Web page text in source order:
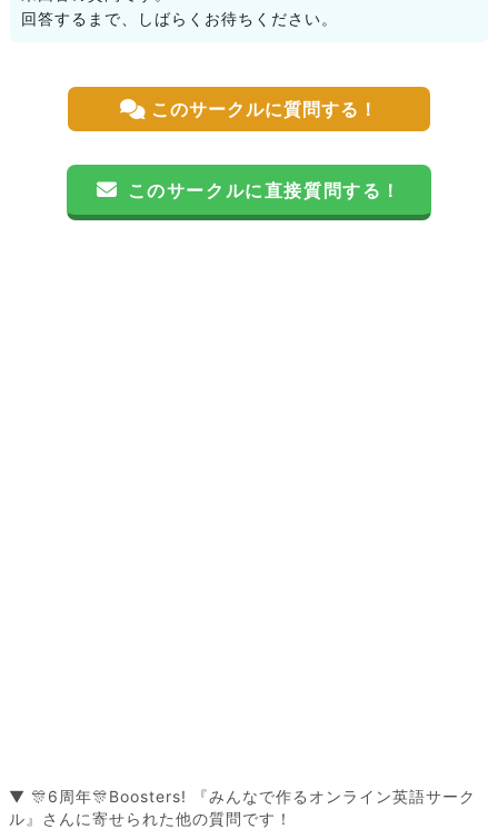
回答するまで、しばらくお待ちください。
このサークルに質問する！
このサークルに直接質問する！
▼ 🎊6周年🎊Boosters! 『みんなで作るオンライン英語サーク
ル』さんに寄せられた他の質問です！